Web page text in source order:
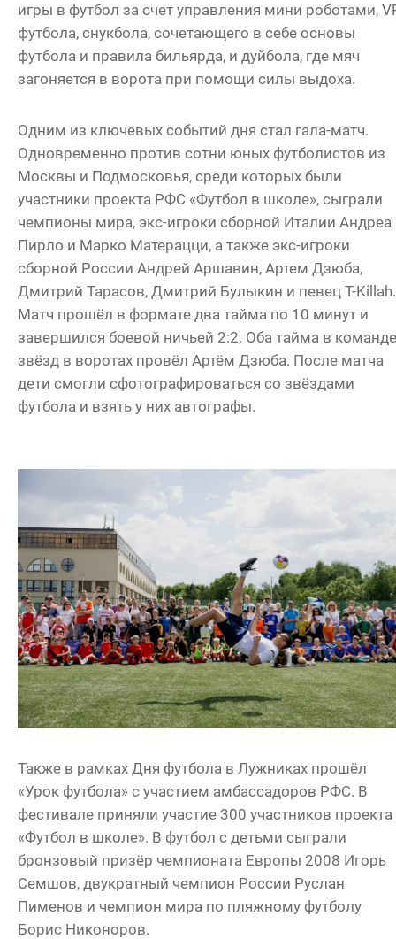
игры в футбол за счет управления мини роботами,
футбола, снукбола, сочетающего в себе основы
футбола и правила бильярда, и дуйбола, где мяч
загоняется в ворота при помощи силы выдоха.
Одним из ключевых событий дня стал гала-матч.
Одновременно против сотни юных футболистов из
Москвы и Подмосковья, среди которых были
участники проекта РФС «Футбол в школе», сыграли
чемпионы мира, экс-игроки сборной Италии Андреа
Пирло и Марко Матерацци, а также экс-игроки
сборной России Андрей Аршавин, Артем Дзюба,
Дмитрий Тарасов, Дмитрий Булыкин и певец T-Killah.
Матч прошёл в формате два тайма по 10 минут и
завершился боевой ничьей 2:2. Оба тайма в команде
звёзд в воротах провёл Артём Дзюба. После матча
дети смогли сфотографироваться со звёздами
футбола и взять у них автографы.
Также в рамках Дня футбола в Лужниках прошёл
«Урок футбола» с участием амбассадоров РФС. В
фестивале приняли участие 300 участников проекта
«Футбол в школе». В футбол с детьми сыграли
бронзовый призёр чемпионата Европы 2008 Игорь
Семшов, двукратный чемпион России Руслан
Пименов и чемпион мира по пляжному футболу
Борис Никоноров.